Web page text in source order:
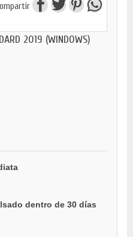
2019 (WINDOWS)
dentro de 30 días